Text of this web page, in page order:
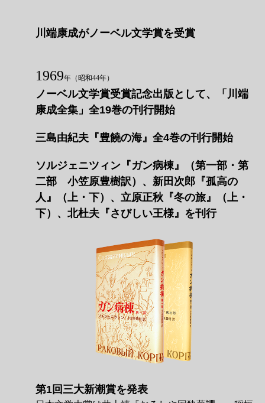
川端康成がノーベル文学賞を受賞
1969年 （昭和44年）
ノーベル文学賞受賞記念出版として、「川端
康成全集」全19巻の刊行開始
三島由紀夫『豊饒の海』全4巻の刊行開始
ソルジェニツィン『ガン病棟』（第一部・第
二部 小笠原豊樹訳）、新田次郎『孤高の
人』（上・下）、立原正秋『冬の旅』（上・
下）、北杜夫『さびしい王様』を刊行
第1回三大新潮賞を発表